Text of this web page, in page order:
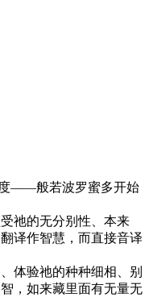
度——般若波罗蜜多开始
祂的无分别性、本来
译作智慧，而直接音译
体验祂的种种细相、别
，如来藏里面有无量无